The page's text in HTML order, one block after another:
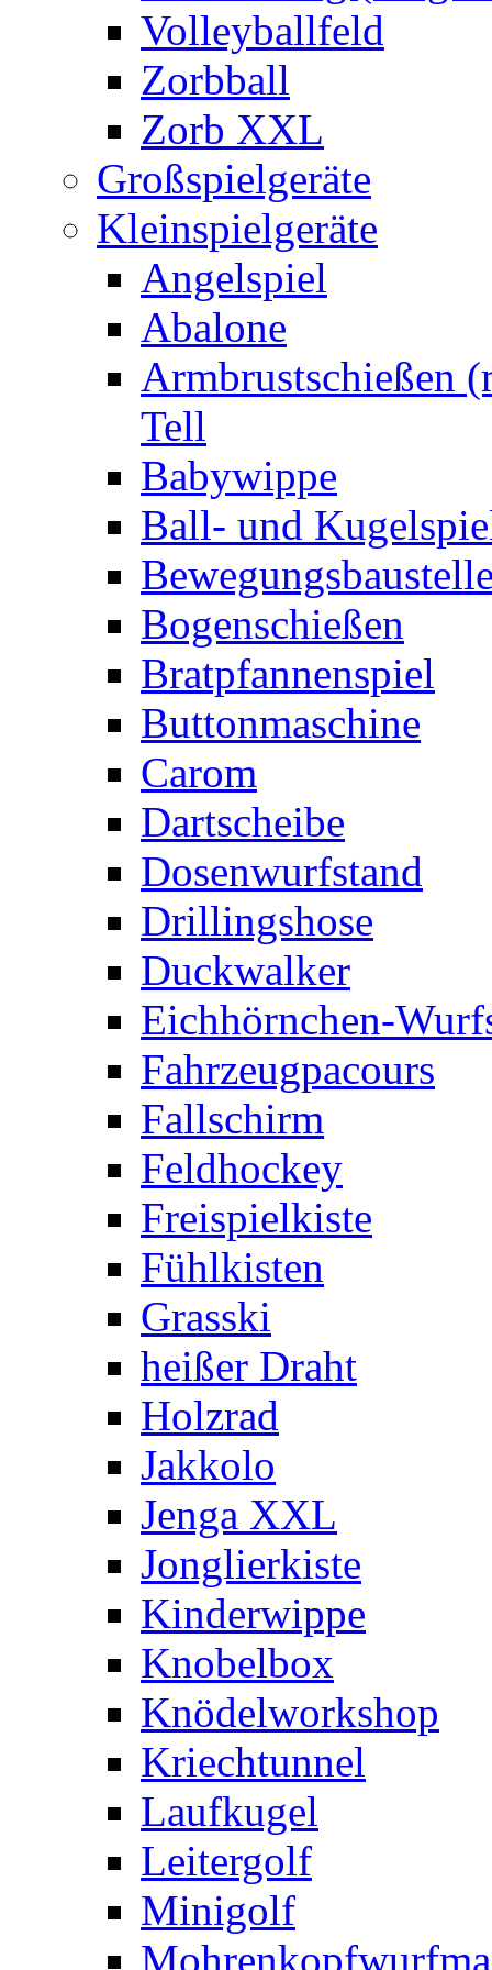
Volleyballfeld
Zorbball
Zorb XXL
Großspielgeräte
Kleinspielgeräte
Angelspiel
Abalone
Armbrustschießen
Tell
Babywippe
Ball- und
Bogenschießen
Bratpfannenspiel
Buttonmaschine
Carom
Dartscheibe
Dosenwurfstand
Drillingshose
Duckwalker
Eichhörnchen-
Fahrzeugpacours
Fallschirm
Feldhockey
Freispielkiste
Fühlkisten
Grasski
heißer Draht
Holzrad
Jakkolo
Jenga XXL
Jonglierkiste
Kinderwippe
Knobelbox
Knödelworkshop
Kriechtunnel
Laufkugel
Leitergolf
Minigolf